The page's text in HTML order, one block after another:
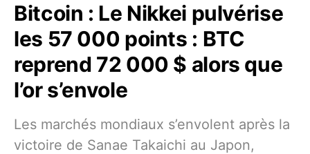
Bitcoin : Le Nikkei pulvérise
les 57 000 points : BTC
reprend 72 000 $ alors que
l’or s’envole
Les marchés mondiaux s’envolent après la
victoire de Sanae Takaichi au Japon,